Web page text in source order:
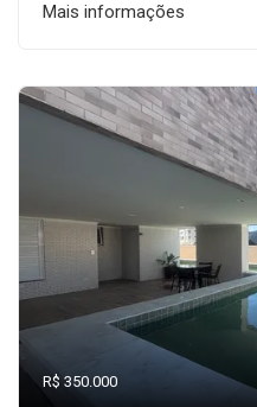
Mais informações
R$ 350.000